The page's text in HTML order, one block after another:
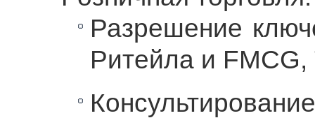
Разрешение
Ритейла и